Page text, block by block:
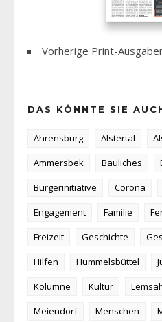
Vorherige Print-
DAS KÖNNTE SIE
Ahrensburg Alstertal
Ammersbek
Bauliches
Bürgerinitiative
Corona
Engagement
Familie
Freizeit
Geschichte
Hilfen
Hummelsbüttel
Kolumne
Kultur
Meiendorf
Menschen